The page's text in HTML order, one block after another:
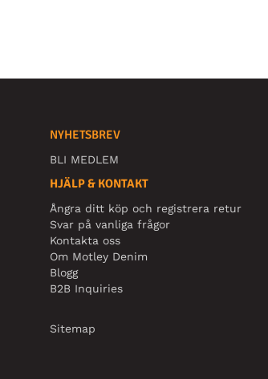
NYHETSBREV
BLI MEDLEM
HJÄLP & KONTAKT
Ångra ditt köp och registrera retur
Svar på vanliga frågor
Kontakta oss
Om Motley Denim
Blogg
B2B Inquiries
Sitemap